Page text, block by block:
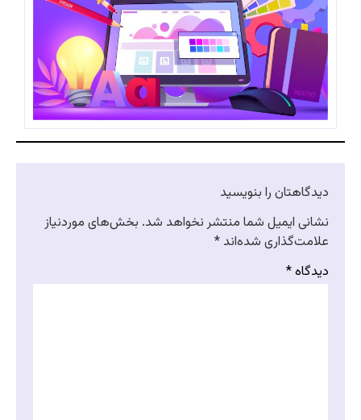
دیدگاهتان را بنویسید
نشانی ایمیل شما منتشر نخواهد شد. بخش‌های موردنیاز
علامت‌گذاری شده‌اند *
دیدگاه*